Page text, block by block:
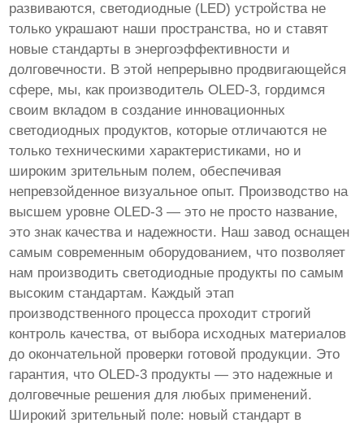
развиваются, светодиодные (LED) устройства не
только украшают наши пространства, но и ставят
новые стандарты в энергоэффективности и
долговечности. В этой непрерывно продвигающейся
сфере, мы, как производитель OLED-3, гордимся
своим вкладом в создание инновационных
светодиодных продуктов, которые отличаются не
только техническими характеристиками, но и
широким зрительным полем, обеспечивая
непревзойденное визуальное опыт. Производство на
высшем уровне OLED-3 — это не просто название,
это знак качества и надежности. Наш завод оснащен
самым современным оборудованием, что позволяет
нам производить светодиодные продукты по самым
высоким стандартам. Каждый этап
производственного процесса проходит строгий
контроль качества, от выбора исходных материалов
до окончательной проверки готовой продукции. Это
гарантия, что OLED-3 продукты — это надежные и
долговечные решения для любых применений.
Широкий зрительный поле: новый стандарт в